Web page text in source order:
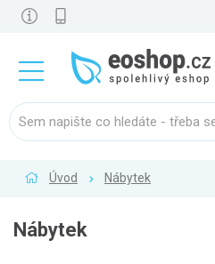
Úvod Nábytek
Nábytek